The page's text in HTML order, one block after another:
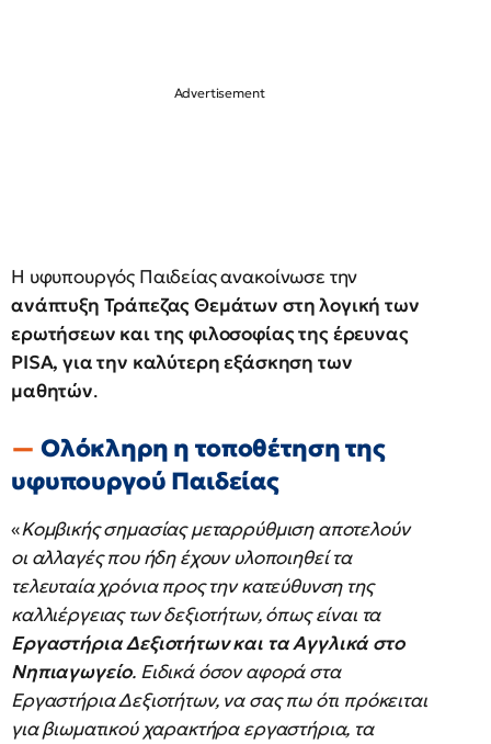
Η υφυπουργός Παιδείας ανακοίνωσε την
ανάπτυξη Τράπεζας Θεμάτων στη λογική των
ερωτήσεων και της φιλοσοφίας της έρευνας
PISA, για την καλύτερη εξάσκηση των
μαθητών.
Ολόκληρη η τοποθέτηση της
υφυπουργού Παιδείας
«Κομβικής σημασίας μεταρρύθμιση αποτελούν
οι αλλαγές που ήδη έχουν υλοποιηθεί τα
τελευταία χρόνια προς την κατεύθυνση της
καλλιέργειας των δεξιοτήτων, όπως είναι τα
Εργαστήρια Δεξιοτήτων και τα Αγγλικά στο
Νηπιαγωγείο. Ειδικά όσον αφορά στα
Εργαστήρια Δεξιοτήτων, να σας πω ότι πρόκειται
για βιωματικού χαρακτήρα εργαστήρια, τα